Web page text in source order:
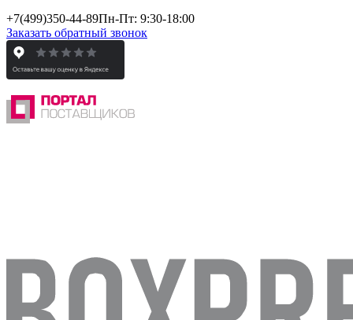
+7(499)350-44-89Пн-Пт: 9:30-18:00
Заказать обратный звонок